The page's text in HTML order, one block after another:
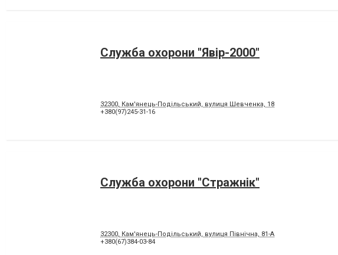
Служба охорони "Явір-2000"
32300, Кам'янець-Подільський, вулиця Шевченка, 18
+380(97)245-31-16
Служба охорони "Стражнік"
32300, Кам'янець-Подільський, вулиця Північна, 81-А
+380(67)384-03-84